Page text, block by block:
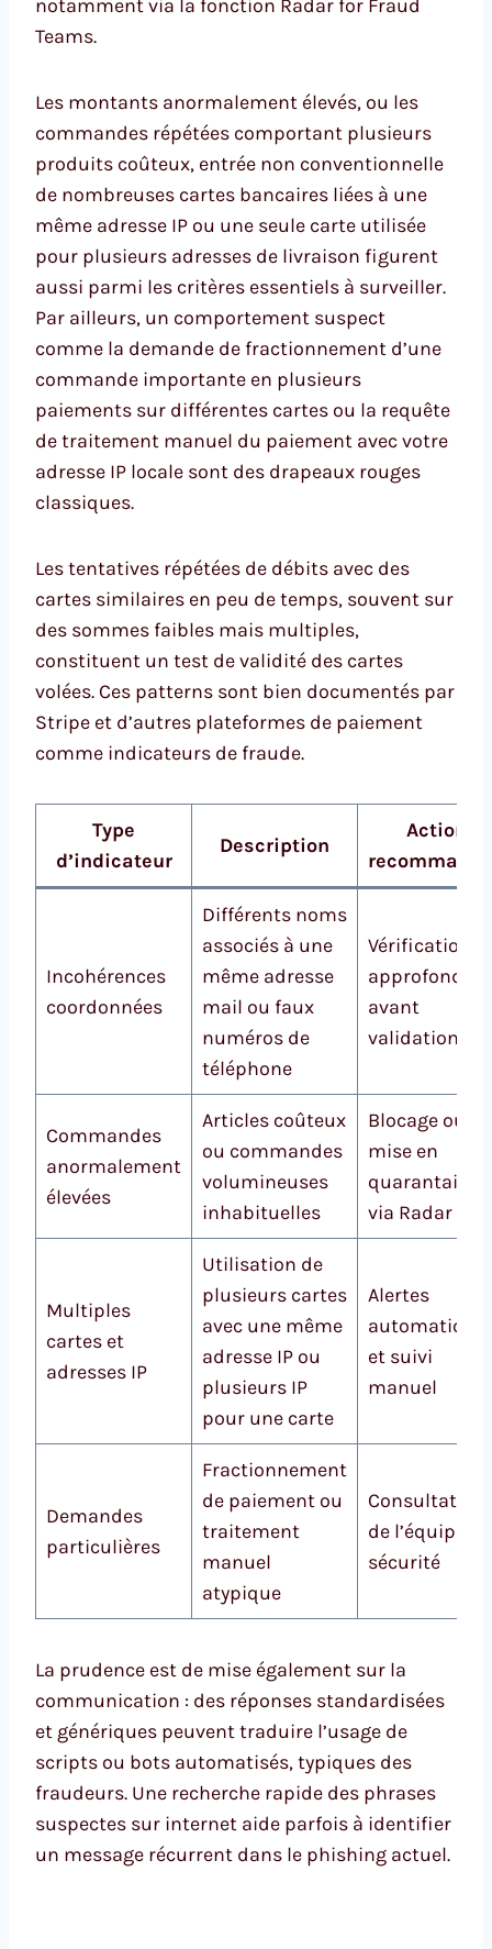
notamment via la fonction Radar for Fraud
Teams.
Les montants anormalement élevés, ou les
commandes répétées comportant plusieurs
produits coûteux, entrée non conventionnelle
de nombreuses cartes bancaires liées à une
même adresse IP ou une seule carte utilisée
pour plusieurs adresses de livraison figurent
aussi parmi les critères essentiels à surveiller.
Par ailleurs, un comportement suspect
comme la demande de fractionnement d’une
commande importante en plusieurs
paiements sur différentes cartes ou la requête
de traitement manuel du paiement avec votre
adresse IP locale sont des drapeaux rouges
classiques.
Les tentatives répétées de débits avec des
cartes similaires en peu de temps, souvent sur
des sommes faibles mais multiples,
constituent un test de validité des cartes
volées. Ces patterns sont bien documentés par
Stripe et d’autres plateformes de paiement
comme indicateurs de fraude.
Type
d’indicateur
Description
Action
Incohérences
coordonnées
Différents noms
associés à une
même adresse
mail ou faux
numéros de
téléphone
Vérification
approfondie
avant
validation
Commandes
anormalement
élevées
Articles coûteux
ou commandes
volumineuses
inhabituelles
Blocage ou
mise en
quarantaine
via Radar
Multiples
cartes et
adresses IP
Utilisation de
plusieurs cartes
avec une même
adresse IP ou
plusieurs IP
pour une carte
Alertes
et suivi
manuel
Demandes
particulières
Fractionnement
de paiement ou
traitement
manuel
atypique
Consultation
de l’équipe
sécurité
La prudence est de mise également sur la
communication : des réponses standardisées
et génériques peuvent traduire l’usage de
scripts ou bots automatisés, typiques des
fraudeurs. Une recherche rapide des phrases
suspectes sur internet aide parfois à identifier
un message récurrent dans le phishing actuel.